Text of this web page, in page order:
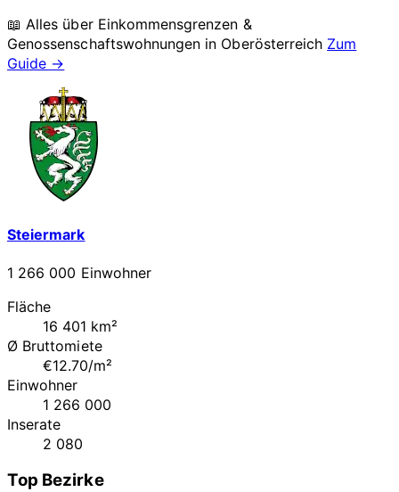
📖 Alles über Einkommensgrenzen &
Genossenschaftswohnungen in Oberösterreich Zum
Guide →
Steiermark
1 266 000 Einwohner
Fläche
16 401 km²
Ø Bruttomiete
€12.70/m²
Einwohner
1 266 000
Inserate
2 080
Top Bezirke